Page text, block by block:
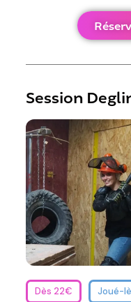
Session
Dès 22€ Joué-